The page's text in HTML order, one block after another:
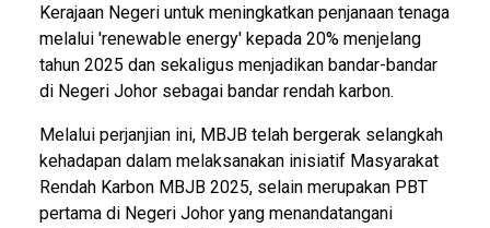
Kerajaan Negeri untuk meningkatkan penjanaan tenaga
melalui 'renewable energy' kepada 20% menjelang
tahun 2025 dan sekaligus menjadikan bandar-bandar
di Negeri Johor sebagai bandar rendah karbon.
Melalui perjanjian ini, MBJB telah bergerak selangkah
kehadapan dalam melaksanakan inisiatif Masyarakat
Rendah Karbon MBJB 2025, selain merupakan PBT
pertama di Negeri Johor yang menandatangani